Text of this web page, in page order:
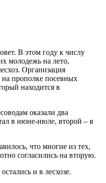
В этом году к числу
молодежь на лето,
Организация
на прополке посевных
находится в
оказали два
в июне-июле, второй – в
что многие из тех,
согласились на вторую.
и в лесхозе.